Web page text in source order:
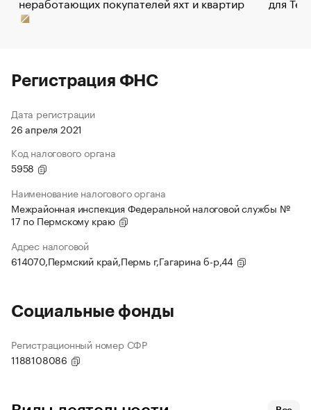
Регистрация ФНС
Дата регистрации
26 апреля 2021
Код налогового органа
5958
Наименование налогового органа
Межрайонная инспекция Федеральной налоговой службы №
17 по Пермскому краю
Адрес налоговой
614070,Пермский край,Пермь г,Гагарина б-р,44
Социальные фонды
Регистрационный номер СФР
1188108086